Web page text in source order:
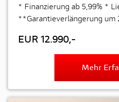
* Finanzierung ab 5,99% *
**Garantieverlängerung um
EUR 12.990,-
Mehr